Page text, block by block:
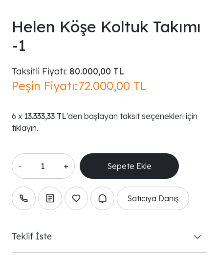
Helen Köşe Koltuk Takımı
-1
Taksitli Fiyatı: 80.000,00 TL
Peşin Fiyatı:72.000,00 TL
13.333,33 TL'den başlayan taksit seçenekleri için
tıklayın.
- +
Satıcıya Danış
Teklif İste